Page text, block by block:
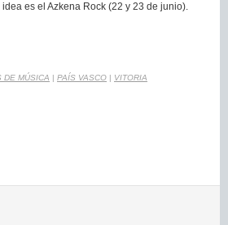
es el Azkena Rock (22 y 23 de junio).
DE MÚSICA | PAÍS VASCO | VITORIA